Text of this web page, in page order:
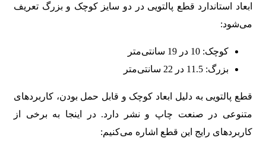
ابعاد استاندارد قطع پالتویی در دو سایز کوچک و بزرگ تعریف
می‌شود:
کوچک: 10 در 19 سانتی‌متر
بزرگ: 11.5 در 22 سانتی‌متر
قطع پالتویی به دلیل ابعاد کوچک و قابل حمل بودن، کاربردهای
متنوعی در صنعت چاپ و نشر دارد. در اینجا به برخی از
کاربردهای رایج این قطع اشاره می‌کنیم: